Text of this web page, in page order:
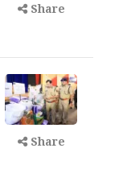
Share
Share